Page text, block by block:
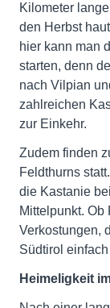
Kilometer lange
den Herbst
hier kann man
starten, denn
nach Vilpian
zahlreichen
zur Einkehr.
Zudem finden
Feldthurns
die Kastanie
Mittelpunkt. Ob
Verkostungen,
Südtirol
Heimeligkeit